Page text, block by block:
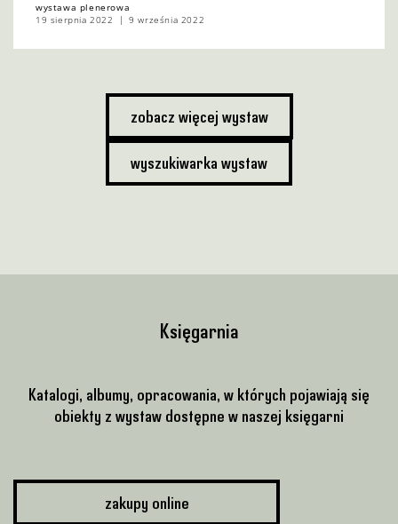
wystawa plenerowa
19 sierpnia 2022
9 września 2022
zobacz więcej wystaw
wyszukiwarka wystaw
Księgarnia
Katalogi, albumy, opracowania, w których pojawiają się
obiekty z wystaw dostępne w naszej księgarni
zakupy online